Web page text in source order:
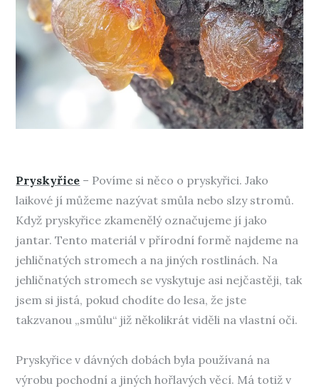
Pryskyřice – Povíme si něco o pryskyřici. Jako
laikové jí můžeme nazývat smůla nebo slzy stromů.
Když pryskyřice zkamenělý označujeme jí jako
jantar. Tento materiál v přírodní formě najdeme na
jehličnatých stromech a na jiných rostlinách. Na
jehličnatých stromech se vyskytuje asi nejčastěji, tak
jsem si jistá, pokud chodíte do lesa, že jste
takzvanou „smůlu“ již několikrát viděli na vlastní oči.
Pryskyřice v dávných dobách byla používaná na
výrobu pochodní a jiných hořlavých věcí. Má totiž v